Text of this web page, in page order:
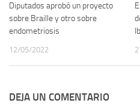
Diputados aprobó un proyecto
sobre Braille y otro sobre
endometriosis
12/05/2022
DEJA UN COMENTARIO